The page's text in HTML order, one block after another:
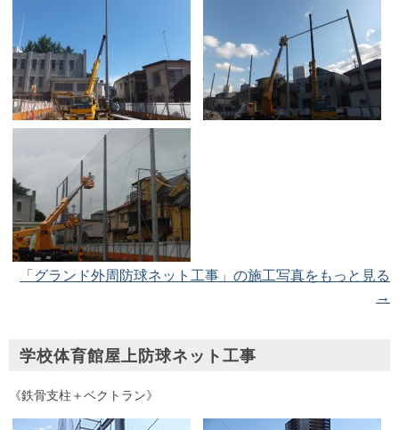
「グランド外周防球ネット工事」の施工写真をもっと見る
→
学校体育館屋上防球ネット工事
《鉄骨支柱＋ベクトラン》